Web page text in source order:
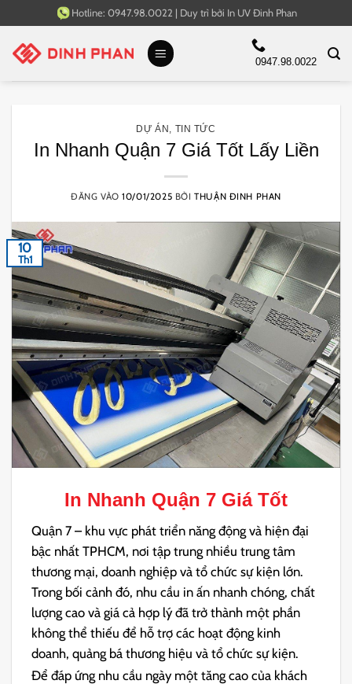
qua
nội
Hotline: 0947.98.0022 | Duy trì bởi In UV Đinh Phan
0947.98.0022
DỰ ÁN TIN TỨC
In Nhanh Quận 7 Giá Tốt Lấy Liền
ĐĂNG VÀO10/01/2025 BỞITHUẬN ĐINH PHAN
10
Th1
In Nhanh Quận 7 Giá Tốt
Quận 7 – khu vực phát triển năng động và hiện đại
bậc nhất TPHCM, nơi tập trung nhiều trung tâm
thương mại, doanh nghiệp và tổ chức sự kiện lớn.
Trong bối cảnh đó, nhu cầu in ấn nhanh chóng, chất
lượng cao và giá cả hợp lý đã trở thành một phần
không thể thiếu để hỗ trợ các hoạt động kinh
doanh, quảng bá thương hiệu và tổ chức sự kiện.
Để đáp ứng nhu cầu ngày một tăng cao của khách